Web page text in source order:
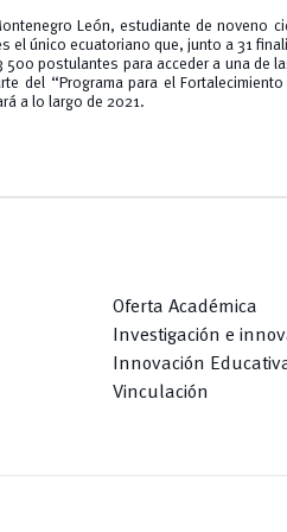
León, estudiante de noveno
el único ecuatoriano que, junto a 31
500 postulantes para acceder a una de
del “Programa para el
a lo largo de 2021.
Oferta Académica
Investigación e
Innovación
Vinculación